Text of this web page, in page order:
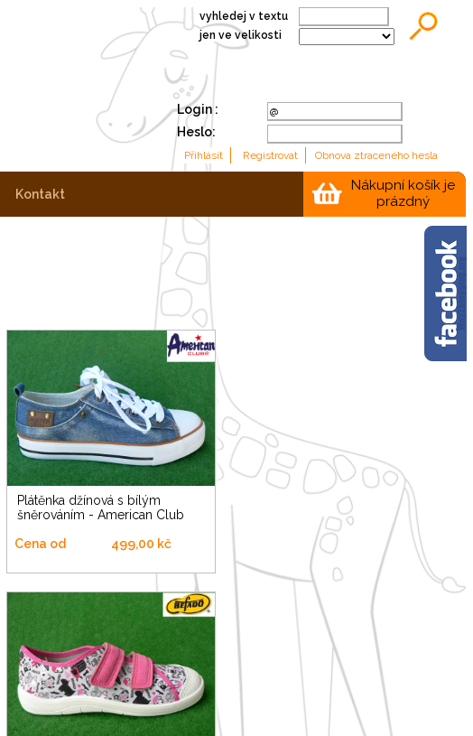
vyhledej v textu
jen ve velikosti
Login :
Heslo:
Nákupní košík je
prázdný
kontakt
Plátěnka džínová s bílým
šněrováním - American Club
Cena od 499,00 kč